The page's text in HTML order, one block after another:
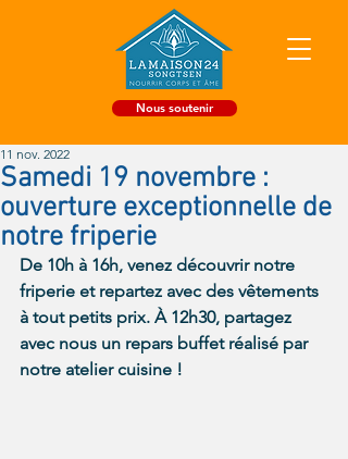
Nous soutenir
Samedi 19 novembre :
ouverture exceptionnelle de
notre friperie
11 nov. 2022
De 10h à 16h, venez découvrir notre
friperie et repartez avec des vêtements
à tout petits prix. À 12h30, partagez
avec nous un repars buffet réalisé par
notre atelier cuisine !